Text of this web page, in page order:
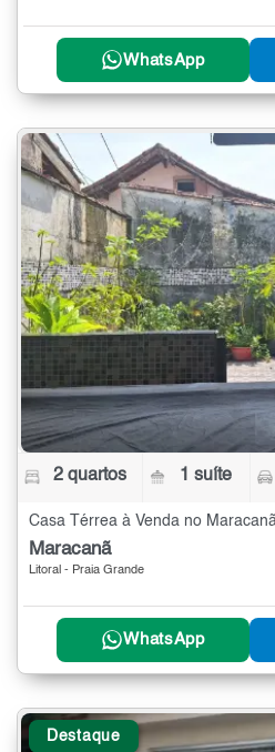
WhatsApp
2 quartos 1 suíte
Casa Térrea à Venda no
Maracanã
Litoral - Praia Grande
WhatsApp
Destaque